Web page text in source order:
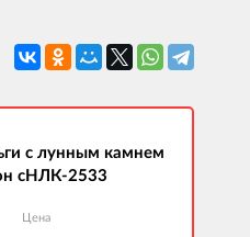
с лунным камнем
сНЛК-2533
Цена